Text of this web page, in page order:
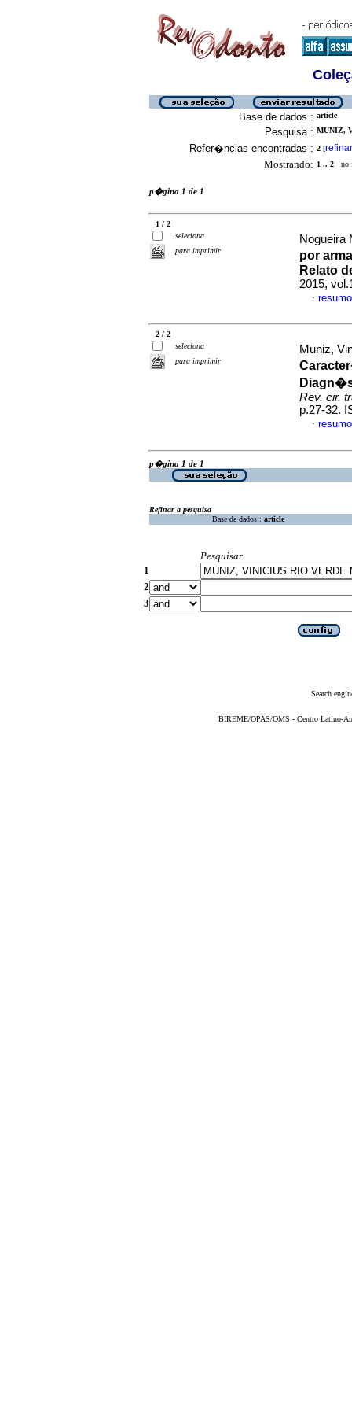
Base de dados : article
Pesquisa : MUNIZ,
Refer�ncias encontradas : 2 [refinar
Mostrando: 1 .. 2 no
p�gina 1 de 1
1 / 2
seleciona
para imprimir
por
Relato
2015,
·
2 / 2
seleciona
para imprimir
Muniz,
Rev. cir.
p.27-32.
·
p�gina 1 de 1
Refinar a pesquisa
Base de dados : article
Pesquisar
1
2
3
Search
BIREME/OPAS/OMS - Centro Latino-